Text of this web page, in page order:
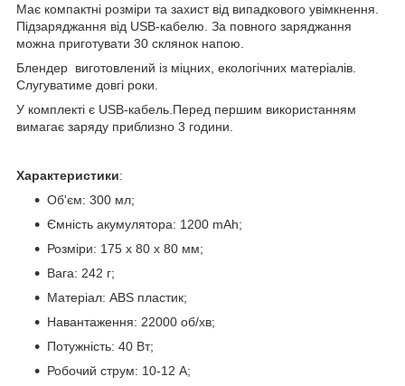
Має компактні розміри та захист від випадкового увімкнення.
Підзаряджання від USB-кабелю. За повного заряджання
можна приготувати 30 склянок напою.
Блендер виготовлений із міцних, екологічних матеріалів.
Слугуватиме довгі роки.
У комплекті є USB-кабель.Перед першим використанням
вимагає заряду приблизно 3 години.
Характеристики:
Об'єм: 300 мл;
Ємність акумулятора: 1200 mAh;
Розміри: 175 х 80 х 80 мм;
Вага: 242 г;
Матеріал: АBS пластик;
Навантаження: 22000 об/хв;
Потужність: 40 Вт;
Робочий струм: 10-12 А;